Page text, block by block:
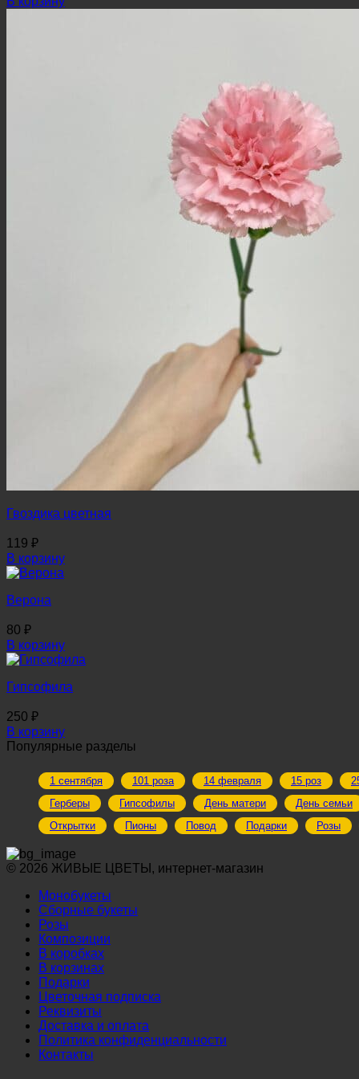
составляла
Гвоздика цветная
119 ₽
В корзину
Верона
80 ₽
В корзину
Гипсофила
250 ₽
В корзину
Популярные разделы
1 сентября 101 роза 14 февраля 15 роз
Герберы
Гипсофилы День матери День семьи
Открытки
Пионы Повод Подарки Розы
© 2026 ЖИВЫЕ ЦВЕТЫ, интернет-магазин
Монобукеты
Сборные букеты
Розы
Композиции
В коробках
В корзинах
Подарки
Цветочная подписка
Реквизиты
Доставка и оплата
Политика конфиденциальности
Контакты